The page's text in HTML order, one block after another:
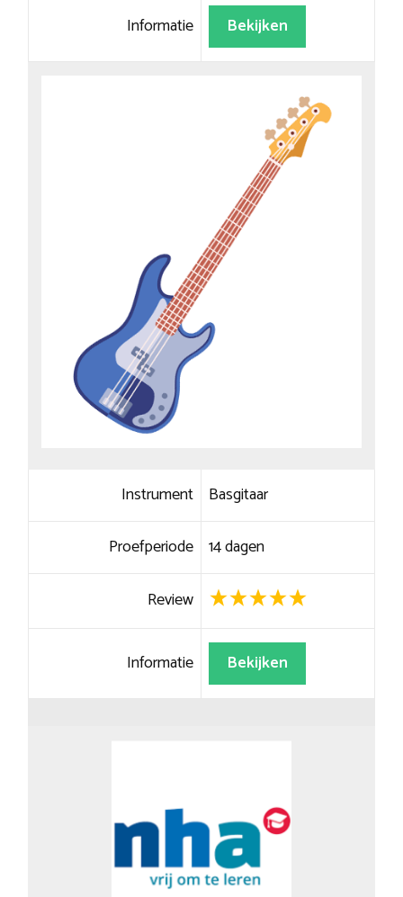
Informatie Bekijken
Instrument Basgitaar
Proefperiode 14 dagen
Review
Informatie Bekijken